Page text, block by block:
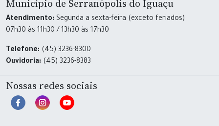
Município de Serranópolis do Iguaçu
Atendimento: Segunda a sexta-feira (exceto feriados)
07h30 às 11h30 / 13h30 às 17h30
Telefone: (45) 3236-8300
Ouvidoria: (45) 3236-8383
Nossas redes sociais